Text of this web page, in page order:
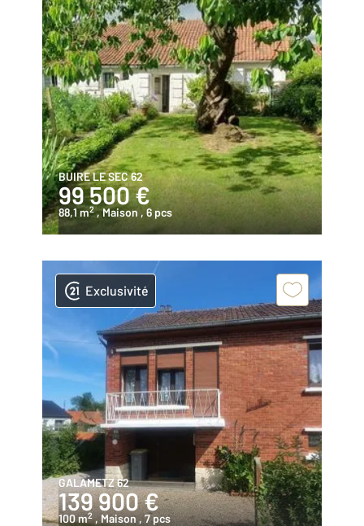
BUIRE LE SEC 62
99 500 €
88,1 m2 , Maison , 6 pcs
Exclusivité
GALAMETZ 62
139 900 €
100 m2 , Maison , 7 pcs